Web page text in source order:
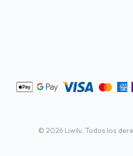
© 2026 Liwilu. Todos los